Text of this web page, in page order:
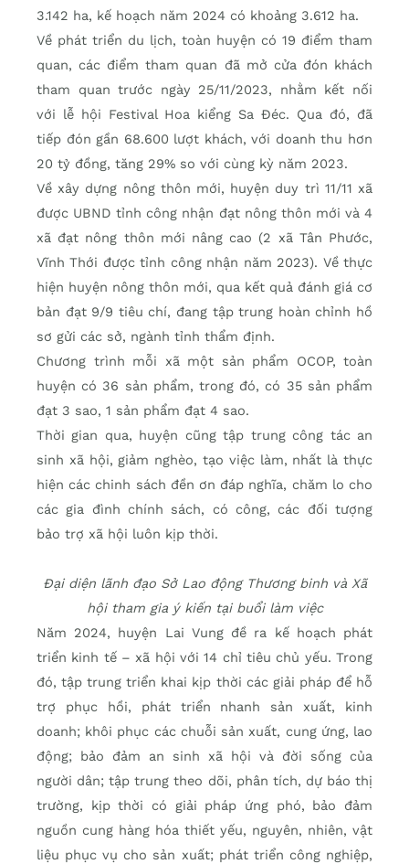
3.142 ha, kế hoạch năm 2024 có khoảng 3.612 ha.
Về phát triển du lịch, toàn huyện có 19 điểm tham
quan, các điểm tham quan đã mở cửa đón khách
tham quan trước ngày 25/11/2023, nhằm kết nối
với lễ hội Festival Hoa kiểng Sa Đéc. Qua đó, đã
tiếp đón gần 68.600 lượt khách, với doanh thu hơn
20 tỷ đồng, tăng 29% so với cùng kỳ năm 2023.
Về xây dựng nông thôn mới, huyện duy trì 11/11 xã
được UBND tỉnh công nhận đạt nông thôn mới và 4
xã đạt nông thôn mới nâng cao (2 xã Tân Phước,
Vĩnh Thới được tỉnh công nhận năm 2023). Về thực
hiện huyện nông thôn mới, qua kết quả đánh giá cơ
bản đạt 9/9 tiêu chí, đang tập trung hoàn chỉnh hồ
sơ gửi các sở, ngành tỉnh thẩm định.
Chương trình mỗi xã một sản phẩm OCOP, toàn
huyện có 36 sản phẩm, trong đó, có 35 sản phẩm
đạt 3 sao, 1 sản phẩm đạt 4 sao.
Thời gian qua, huyện cũng tập trung công tác an
sinh xã hội, giảm nghèo, tạo việc làm, nhất là thực
hiện các chinh sách đền ơn đáp nghĩa, chăm lo cho
các gia đình chính sách, có công, các đối tượng
bảo trợ xã hội luôn kịp thời.
Đại diện lãnh đạo Sở Lao động Thương binh và Xã
hội tham gia ý kiến tại buổi làm việc
Năm 2024, huyện Lai Vung đề ra kế hoạch phát
triển kinh tế – xã hội với 14 chỉ tiêu chủ yếu. Trong
đó, tập trung triển khai kịp thời các giải pháp để hỗ
trợ phục hồi, phát triển nhanh sản xuất, kinh
doanh; khôi phục các chuỗi sản xuất, cung ứng, lao
động; bảo đảm an sinh xã hội và đời sống của
người dân; tập trung theo dõi, phân tích, dự báo thị
trường, kịp thời có giải pháp ứng phó, bảo đảm
nguồn cung hàng hóa thiết yếu, nguyên, nhiên, vật
liệu phục vụ cho sản xuất; phát triển công nghiệp,